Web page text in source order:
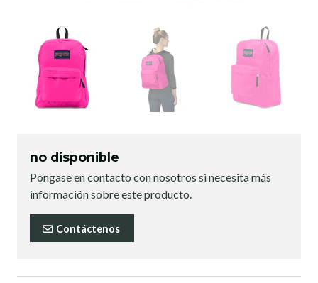
no disponible
Póngase en contacto con nosotros si necesita más
información sobre este producto.
Contáctenos